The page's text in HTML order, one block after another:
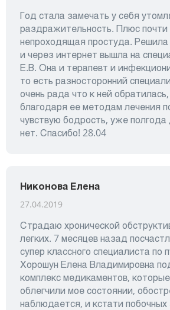
Год стала замечать у себя
раздражительность. Плюс почти
непроходящая простуда. Решила
и через интернет вышла на
Е.В. Она и терапевт и
то есть разносторонний
очень рада что к ней
благодаря ее методам лечения
чувствую бодрость, уже
нет. Спасибо! 28.04
Никонова Елена
27.04.2019
Страдаю хронической
легких. 7 месяцев назад
супер классного специалиста по
Хорошун Елена Владимировна
комплекс медикаментов,
облегчили мое состоянии,
наблюдается, и кстати